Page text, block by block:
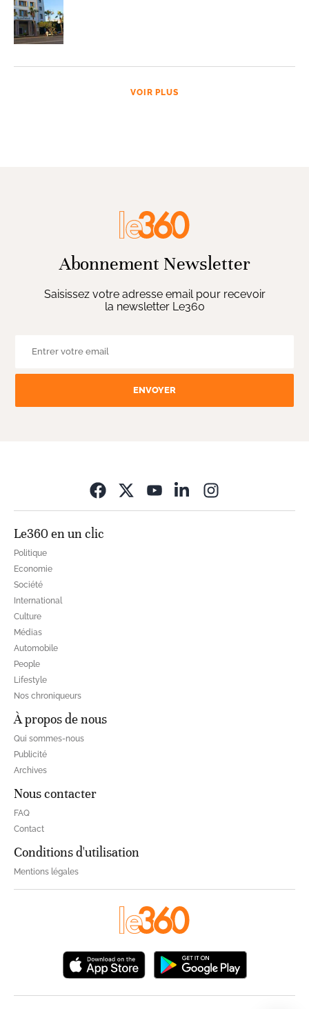
VOIR PLUS
Abonnement Newsletter
Saisissez votre adresse email pour recevoir
la newsletter Le360
ENVOYER
Le360 en un clic
Politique
Economie
Société
International
Culture
Médias
Automobile
People
Lifestyle
Nos chroniqueurs
À propos de nous
Qui sommes-nous
Publicité
Archives
Nous contacter
FAQ
Contact
Conditions d'utilisation
Mentions légales